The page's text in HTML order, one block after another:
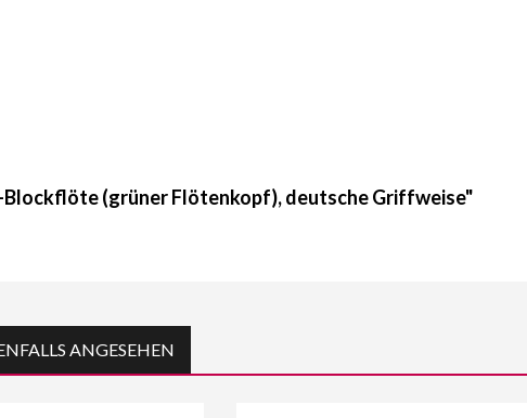
(grüner Flötenkopf), deutsche Griffweise"
ANGESEHEN